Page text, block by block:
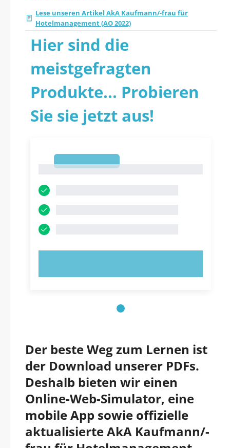
Lese unseren Artikel AkA Kaufmann/-frau für
Hotelmanagement (AO 2022)
Hier sind die
meistgefragten
Produkte... Probieren
Sie sie jetzt aus!
Der beste Weg zum Lernen ist
der Download unserer PDFs.
Deshalb bieten wir einen
Online-Web-Simulator, eine
mobile App sowie offizielle
aktualisierte AkA Kaufmann/-